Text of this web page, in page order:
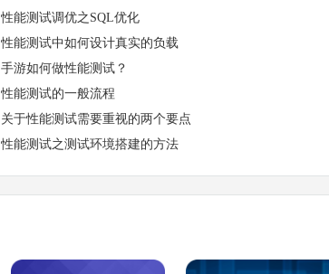
性能测试调优之SQL优化
性能测试中如何设计真实的负载
手游如何做性能测试？
性能测试的一般流程
关于性能测试需要重视的两个要点
性能测试之测试环境搭建的方法